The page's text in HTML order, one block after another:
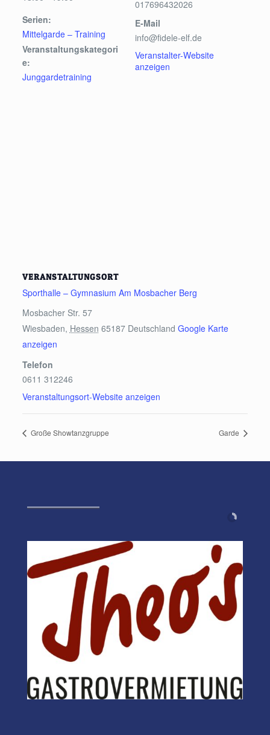
Serien:
Mittelgarde – Training
Veranstaltungskategori
e:
Junggardetraining
017696432026
E-Mail
info@fidele-elf.de
Veranstalter-Website
anzeigen
VERANSTALTUNGSORT
Sporthalle – Gymnasium Am Mosbacher Berg
Mosbacher Str. 57
Wiesbaden, Hessen 65187 Deutschland Google Karte
anzeigen
Telefon
0611 312246
Veranstaltungsort-Website anzeigen
Große Showtanzgruppe Garde